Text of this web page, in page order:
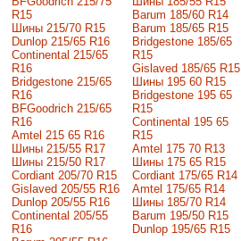
R15
Шины 215/70 R15
Dunlop 215/65 R16
Continental 215/65
R16
Bridgestone 215/65
R16
BFGoodrich 215/65
R16
Amtel 215 65 R16
Шины 215/55 R17
Шины 215/50 R17
Сordiant 205/70 R15
Gislaved 205/55 R16
Dunlop 205/55 R16
Continental 205/55
R16
Barum 185/60 R14
Barum 185/65 R15
Bridgestone 185/65
R15
Gislaved 185/65 R15
Шины 195 60 R15
Bridgestone 195 65
R15
Continental 195 65
R15
Amtel 175 70 R13
Шины 175 65 R15
Cordiant 175/65 R14
Amtel 175/65 R14
Шины 185/70 R14
Barum 195/50 R15
Dunlop 195/65 R15